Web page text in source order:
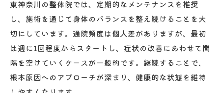
東神奈川の整体院では、定期的なメンテナンスを推奨
し、施術を通じて身体のバランスを整え続けることを大
切にしています。通院頻度は個人差がありますが、最初
は週に1回程度からスタートし、症状の改善にあわせて間
隔を空けていくケースが一般的です。継続することで、
根本原因へのアプローチが深まり、健康的な状態を維持